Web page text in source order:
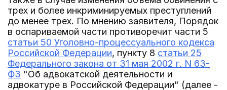
трех и более инкриминируемых преступлений
до менее трех. По мнению заявителя, Порядок
в оспариваемой части противоречит части 5
статьи 50 Уголовно-процессуального кодекса
Российской Федерации, пункту 8 статьи 25
Федерального закона от 31 мая 2002 г. N 63-
ФЗ "Об адвокатской деятельности и
адвокатуре в Российской Федерации" (далее -